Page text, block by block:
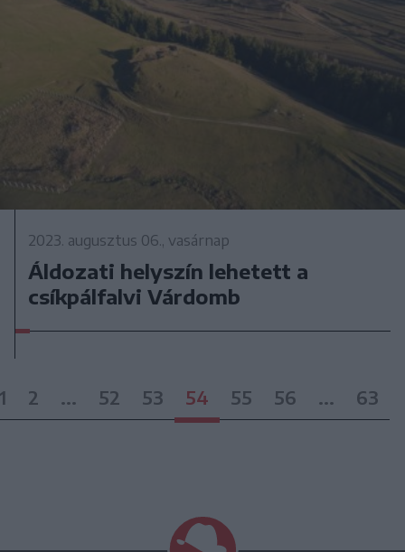
2023. augusztus 06., vasárnap
Áldozati helyszín lehetett a
csíkpálfalvi Várdomb
2 ... 52 53 54 55 56 ... 63